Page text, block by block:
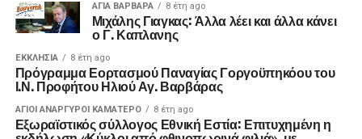
ΑΓΙΑ ΒΑΡΒΑΡΑ 8 έτη ago
Μιχάλης Γιαγκας: Άλλα λέει και άλλα κάνει
ο Γ. Καπλανης
ΕΚΚΛΗΣΊΑ 8 έτη ago
Πρόγραμμα Εορτασμού Παναγίας Γοργοϋπηκόου του
Ι.Ν. Προφήτου Ηλιού Αγ. Βαρβάρας
ΑΓΙΟΙ ΑΝΑΡΓΥΡΟΙ ΚΑΜΑΤΕΡΟ 8 έτη ago
Εξωραϊστικός σύλλογος Εθνική Εστία: Επιτυχημένη η